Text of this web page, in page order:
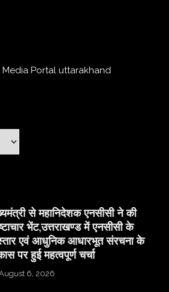
Media Portal uttarakhand
से महानिदेशक एनसीसी ने की
भेंट,उत्तराखण्ड में एनसीसी के
एवं आधुनिक आधारभूत संरचना के
पर हुई महत्वपूर्ण चर्चा
6, 2026